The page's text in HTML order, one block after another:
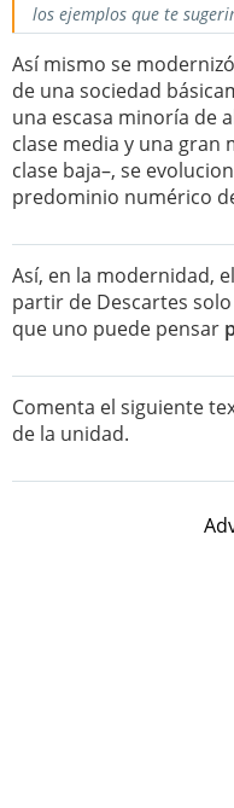
los ejemplos que te
Así mismo se
de una sociedad
una escasa minoría de
clase media y una gran
clase baja–, se
predominio numérico
Así, en la modernidad,
partir de Descartes
que uno puede pensar
Comenta el siguiente
de la unidad.